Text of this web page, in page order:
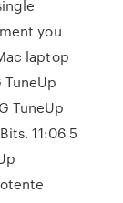
you
laptop
TuneUp
11:06 5